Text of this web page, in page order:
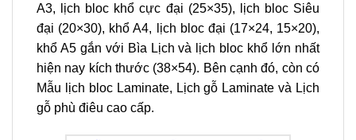
A3, lịch bloc khổ cực đại (25×35), lịch bloc Siêu
đại (20×30), khổ A4, lịch bloc đại (17×24, 15×20),
khổ A5 gắn với Bìa Lịch và lịch bloc khổ lớn nhất
hiện nay kích thước (38×54). Bên cạnh đó, còn có
Mẫu lịch bloc Laminate, Lịch gỗ Laminate và Lịch
gỗ phù điêu cao cấp.